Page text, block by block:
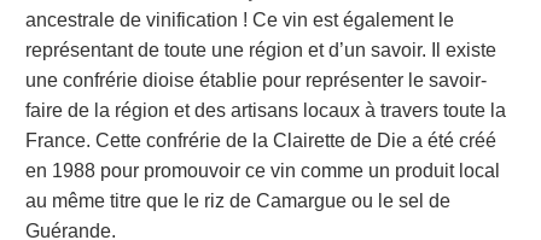
ancestrale de vinification ! Ce vin est également le
représentant de toute une région et d’un savoir. Il existe
une confrérie dioise établie pour représenter le savoir-
faire de la région et des artisans locaux à travers toute la
France. Cette confrérie de la Clairette de Die a été créé
en 1988 pour promouvoir ce vin comme un produit local
au même titre que le riz de Camargue ou le sel de
Guérande.